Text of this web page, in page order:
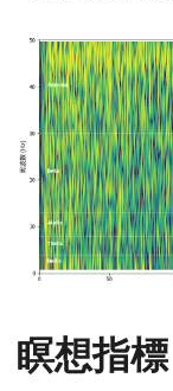
瞑想指標